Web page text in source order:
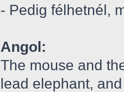
- Pedig félhetnél,
Angol:
The mouse and
lead elephant,